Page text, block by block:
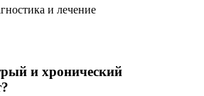
и лечение
и хронический